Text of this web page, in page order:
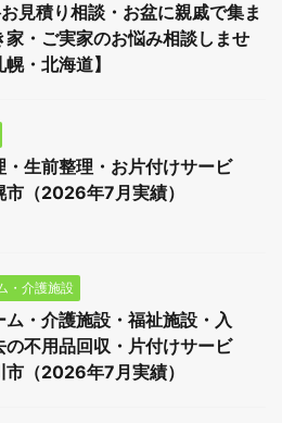
見積り相談・お盆に親戚で集ま
家・ご実家のお悩み相談しませ
・北海道】
・生前整理・お片付けサービ
市（2026年7月実績）
・介護施設
ム・介護施設・福祉施設・入
の不用品回収・片付けサービ
市（2026年7月実績）